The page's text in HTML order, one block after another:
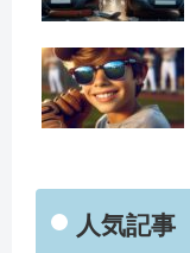
人気記事